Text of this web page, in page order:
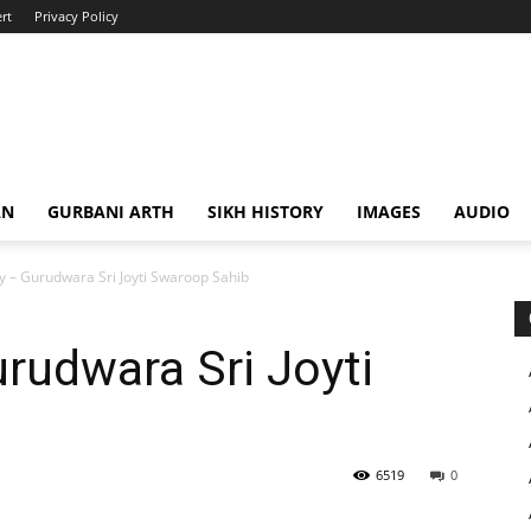
Privacy Policy
GURBANI ARTH SIKH HISTORY IMAGES AUDIO
– Gurudwara Sri Joyti Swaroop Sahib
Sri Joyti
0
6519